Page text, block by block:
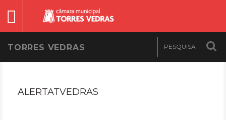
TORRES VEDRAS
ALERTATVEDRAS